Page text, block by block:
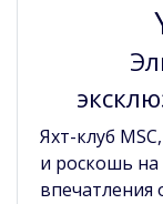
Яхт-клуб
и роскошь
впечатления